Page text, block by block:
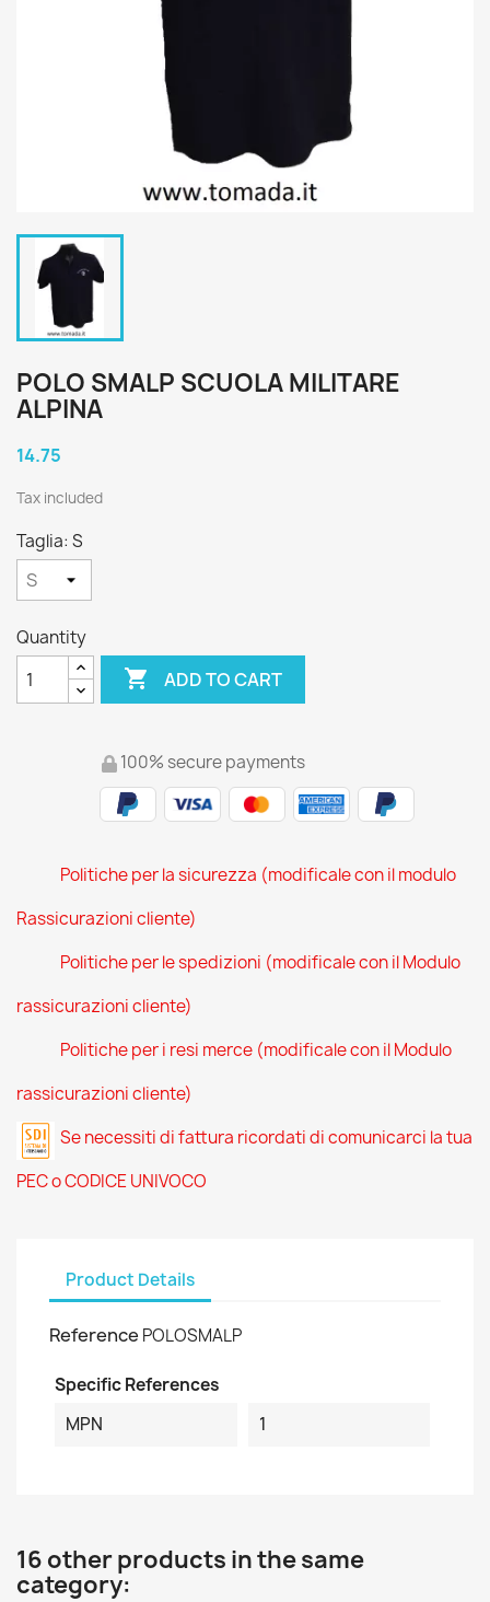
POLO SMALP SCUOLA MILITARE
ALPINA
14.75
Tax included
Taglia: S
Quantity
 ADD TO CART
100% secure payments
Politiche per la sicurezza (modificale con il modulo
Rassicurazioni cliente)
Politiche per le spedizioni (modificale con il Modulo
rassicurazioni cliente)
Politiche per i resi merce (modificale con il Modulo
rassicurazioni cliente)
Se necessiti di fattura ricordati di comunicarci la tua
PEC o CODICE UNIVOCO
Product Details
Reference POLOSMALP
Specific References
MPN
1
16 other products in the same
category: